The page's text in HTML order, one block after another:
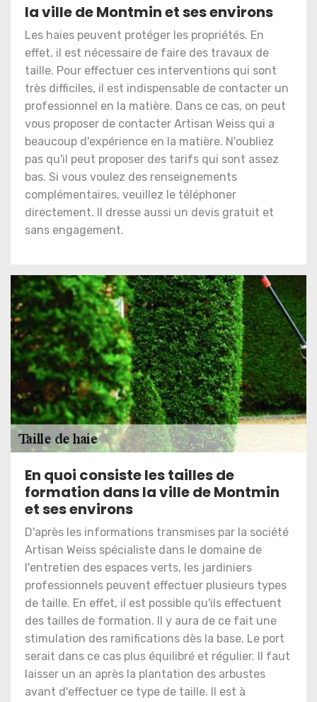
la ville de Montmin et ses environs
Les haies peuvent protéger les propriétés. En
effet, il est nécessaire de faire des travaux de
taille. Pour effectuer ces interventions qui sont
très difficiles, il est indispensable de contacter un
professionnel en la matière. Dans ce cas, on peut
vous proposer de contacter Artisan Weiss qui a
beaucoup d'expérience en la matière. N'oubliez
pas qu'il peut proposer des tarifs qui sont assez
bas. Si vous voulez des renseignements
complémentaires, veuillez le téléphoner
directement. Il dresse aussi un devis gratuit et
sans engagement.
En quoi consiste les tailles de
formation dans la ville de Montmin
et ses environs
D'après les informations transmises par la société
Artisan Weiss spécialiste dans le domaine de
l'entretien des espaces verts, les jardiniers
professionnels peuvent effectuer plusieurs types
de taille. En effet, il est possible qu'ils effectuent
des tailles de formation. Il y aura de ce fait une
stimulation des ramifications dès la base. Le port
serait dans ce cas plus équilibré et régulier. Il faut
laisser un an après la plantation des arbustes
avant d'effectuer ce type de taille. Il est à